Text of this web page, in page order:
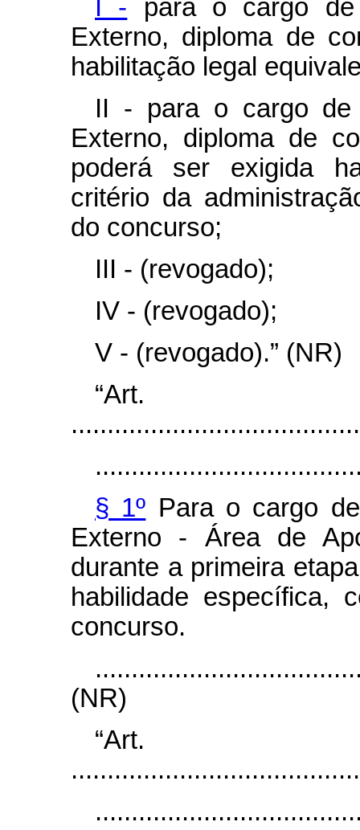
I - para o cargo de
Externo, diploma de
habilitação legal
II - para o cargo de
Externo, diploma de
poderá ser exigida
critério da
do concurso;
III - (revogado);
IV - (revogado);
V - (revogado).” (NR)
§ 1º Para o cargo
Externo - Área de
durante a primeira
habilidade específica,
concurso.
(NR)